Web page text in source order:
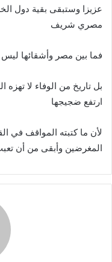
عزيزا وستبقى بقية دول
مصري شريف
فما بين مصر وأشقائها ليس
بل تاريخ من الوفاء لا تهزه
ارتفع ضجيجها
لأن ما كتبته المواقف في
المغرضين وأبقى من أن